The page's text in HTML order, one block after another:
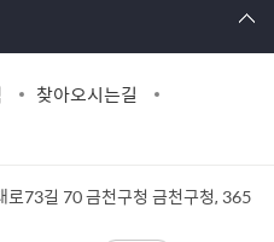
찾아오시는길
로73길 70 금천구청금천구청, 365